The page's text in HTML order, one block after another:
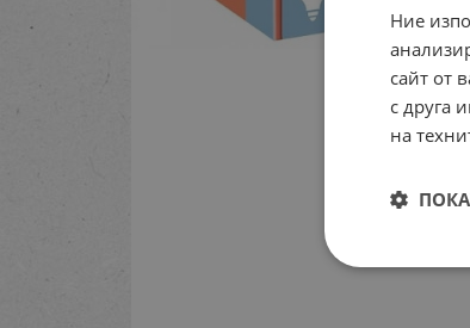
Ние
сайт от
с друга
на